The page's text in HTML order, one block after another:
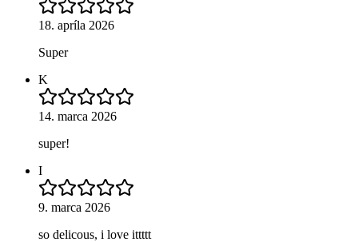
18. apríla 2026
Super
K
14. marca 2026
super!
I
9. marca 2026
so delicous, i love ittttt